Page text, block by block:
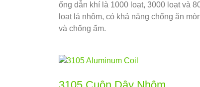
ống dẫn khí là 1000 loạt, 3000 loạt và
loạt lá nhôm, có khả năng chống ăn
và chống ẩm.